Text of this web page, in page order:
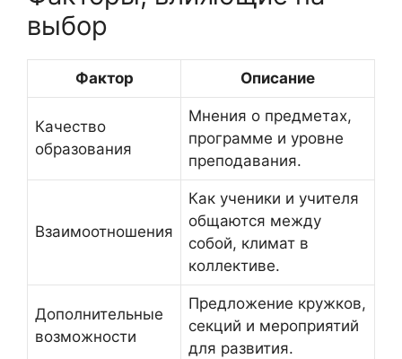
выбор
Фактор Описание
Качество
образования
Мнения о предметах,
программе и уровне
преподавания.
Взаимоотношения
Как ученики и учителя
общаются между
собой, климат в
коллективе.
Дополнительные
возможности
Предложение кружков,
секций и мероприятий
для развития.